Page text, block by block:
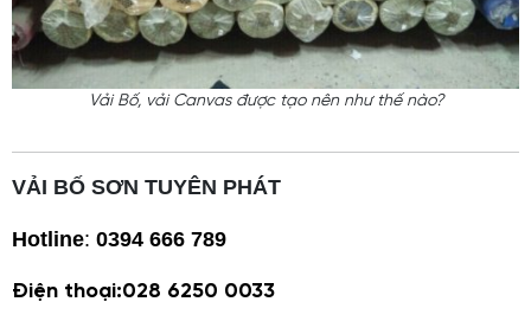
Vải Bố, vải Canvas được tạo nên như thế nào?
VẢI BỐ SƠN TUYÊN PHÁT
Hotline: 0394 666 789
Điện thoại:028 6250 0033